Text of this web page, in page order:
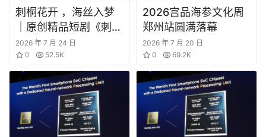
刺桐花开 ，海丝入梦
｜原创精品短剧《刺桐
花开》 正式开机！
2026 年 7 月 24 日
0
52.5K
2026宫品海参文化周
郑州站圆满落幕
2026 年 7 月 20 日
0
69.2K